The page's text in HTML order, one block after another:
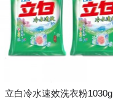
立白冷水速效洗衣粉1030g